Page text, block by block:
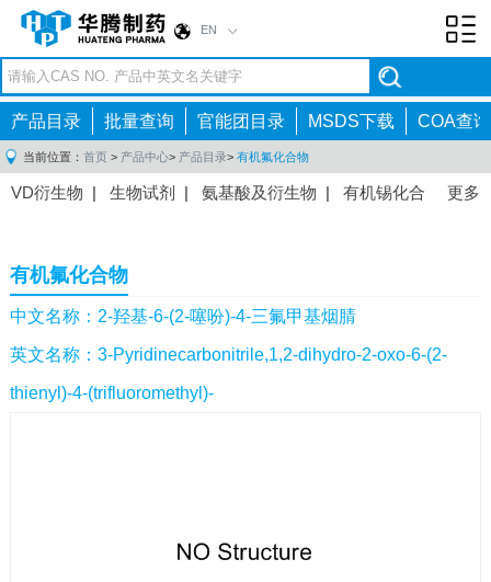
EN
产品目录 批量查询 官能团目录 MSDS下载 COA查询
当前位置： 首页 > 产品中心> 产品目录> 有机氟化合物
更多
VD衍生物 | 生物试剂 | 氨基酸及衍生物 | 有机锡化合
间体|抗高血压药物中间体
感染药物中间体|
体 |抗精神病药物中间体|抗炎药物中间体|
药中间体|其他原料药中间体|
有机氟化合物
中文名称：2-羟基-6-(2-噻吩)-4-三氟甲基烟腈
英文名称：3-Pyridinecarbonitrile,1,2-dihydro-2-oxo-6-(2-
thienyl)-4-(trifluoromethyl)-